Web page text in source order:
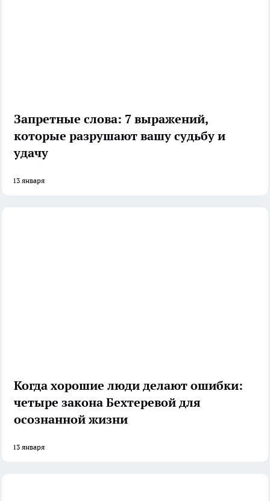
Запретные слова: 7 выражений,
которые разрушают вашу судьбу и
удачу
13 января
Когда хорошие люди делают ошибки:
четыре закона Бехтеревой для
осознанной жизни
13 января